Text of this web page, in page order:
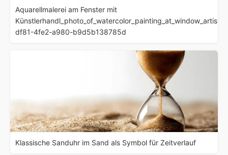
Aquarellmalerei am Fenster mit
df81-4fe2-a980-b9d5b138785d
Klassische Sanduhr im Sand als Symbol für Zeitverlauf